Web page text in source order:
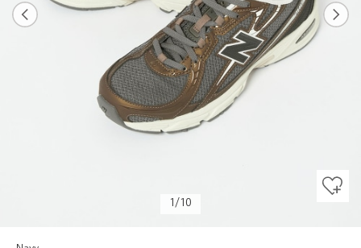
1/10